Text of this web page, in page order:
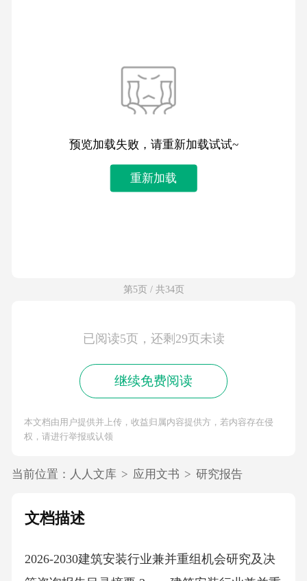
预览加载失败，请重新加载试试~
重新加载
第5页 / 共34页
已阅读5页，还剩29页未读
继续免费阅读
本文档由用户提供并上传，收益归属内容提供方，若内容存在侵
权，请进行举报或认领
当前位置： 人人文库 > 应用文书 > 研究报告
文档描述
2026-2030建筑安装行业兼并重组机会研究及决